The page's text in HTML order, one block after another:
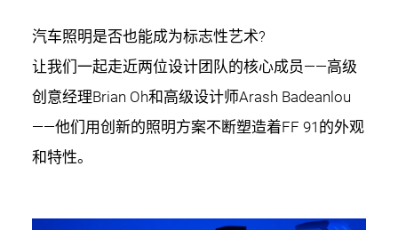
汽车照明是否也能成为标志性艺术?
让我们一起走近两位设计团队的核心成员——高级
创意经理Brian Oh和高级设计师Arash Badeanlou
——他们用创新的照明方案不断塑造着FF 91的外观
和特性。